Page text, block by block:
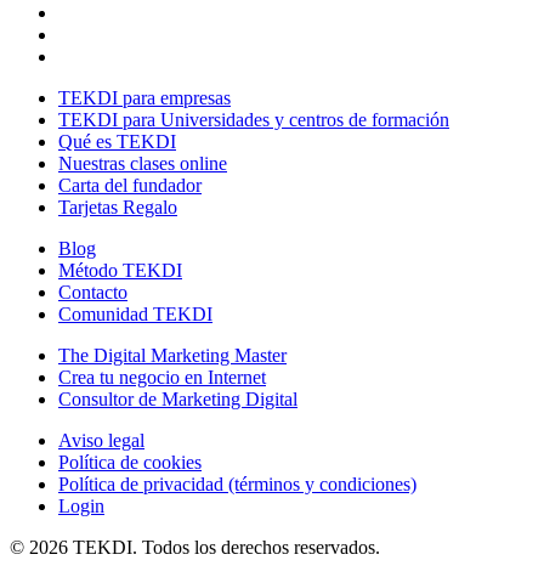
TEKDI para empresas
TEKDI para Universidades y centros de formación
Qué es TEKDI
Nuestras clases online
Carta del fundador
Tarjetas Regalo
Blog
Método TEKDI
Contacto
Comunidad TEKDI
The Digital Marketing Master
Crea tu negocio en Internet
Consultor de Marketing Digital
Aviso legal
Política de cookies
Política de privacidad (términos y condiciones)
Login
© 2026 TEKDI. Todos los derechos reservados.